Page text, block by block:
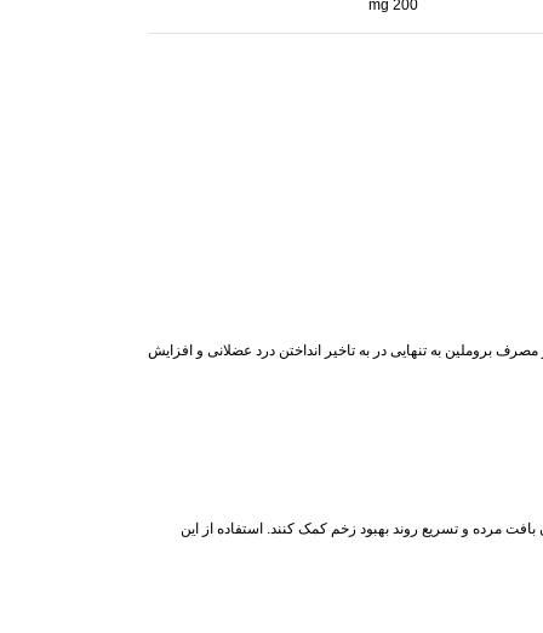
200 mg
بروملین به تنهایی در به تاخیر انداختن درد عضلانی و افزایش
بافت مرده و تسریع روند بهبود زخم کمک کنند. استفاده از این